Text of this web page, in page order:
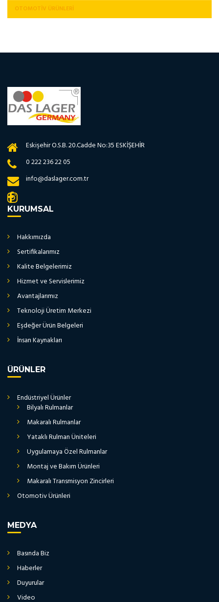
OTOMOTIV ÜRÜNLERI
Eskişehir O.S.B. 20.Cadde No:35 ESKİŞEHİR
0 222 236 22 05
info@daslager.com.tr
KURUMSAL
Hakkımızda
Sertifikalarımız
Kalite Belgelerimiz
Hizmet ve Servislerimiz
Avantajlarımız
Teknoloji Üretim Merkezi
Eşdeğer Ürün Belgeleri
İnsan Kaynakları
ÜRÜNLER
Endüstriyel Ürünler
Bilyalı Rulmanlar
Makaralı Rulmanlar
Yataklı Rulman Üniteleri
Uygulamaya Özel Rulmanlar
Montaj ve Bakım Ürünleri
Makaralı Transmisyon Zincirleri
Otomotiv Ürünleri
MEDYA
Basında Biz
Haberler
Duyurular
Video